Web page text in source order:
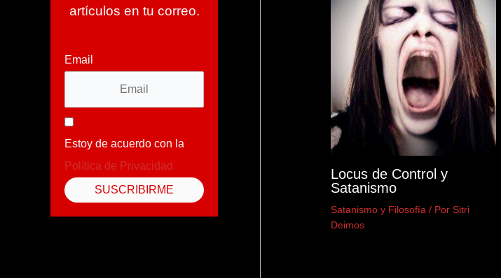
artículos en tu correo.
Email
Estoy de acuerdo con la
Política de Privacidad
Locus de Control y
Satanismo
Satanismo y Filosofía / Por Sitri
Deimos